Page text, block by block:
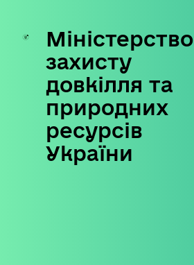
Skip
content
Міністерство
захисту
довкілля та
природних
ресурсів
України